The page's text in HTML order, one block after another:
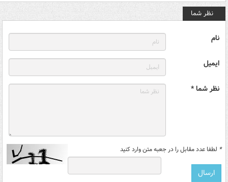
نظر شما
نام
ایمیل
نظر شما *
* لطفا عدد مقابل را در جعبه متن وارد کنید